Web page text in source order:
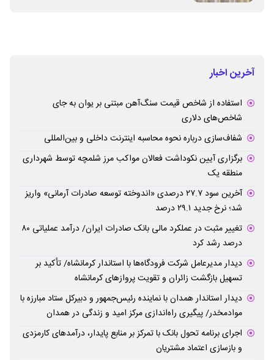
آخرین اخبار
استفاده از شاخص قیمت سنگ‌آهن مبتنی بر یوان به جای
شاخص‌های دلاری
شفاف‌سازی درباره نحوه محاسبه اینترنت داخلی و بین‌المللی
برگزاری آیین نکوداشت فعالان مواکب مرز شلمچه توسط شهرداری
منطقه یک
آخرین سود ۲۷.۷ درصدی «اندوخته توسعه صادرات آرمانی» واریز
شد؛ نرخ جدید ۲۹.۱ درصد
تغییر مثبت در عملکرد مالی بانک صادرات ایران/ درآمد عملیاتی ۸۰
درصد رشد کرد
دیدار مدیرعامل شرکت فرودگاه‌ها با استاندار کرمانشاه/ تأکید بر
تسهیل بازگشت زائران و تقویت پروازهای کرمانشاه
دیدار استاندار همدان با نماینده رئیس‌جمهور و دبیرکل ستاد مبارزه با
موادمخدر/ پیگیری راه‌اندازی مرکز امید و زندگی در همدان
اجرای برنامه تحول بانک با تمرکز بر منابع پایدار، درآمدهای کارمزدی
و بازسازی اعتماد مشتریان